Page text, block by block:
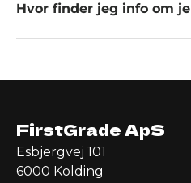
Hvor finder jeg info om
FirstGrade ApS
Esbjergvej 101
6000 Kolding